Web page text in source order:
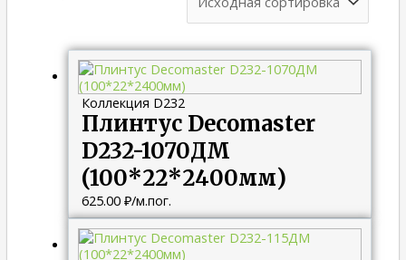
Коллекция D232
Плинтус Decomaster
D232-1070ДМ
(100*22*2400мм)
625.00 ₽/м.пог.